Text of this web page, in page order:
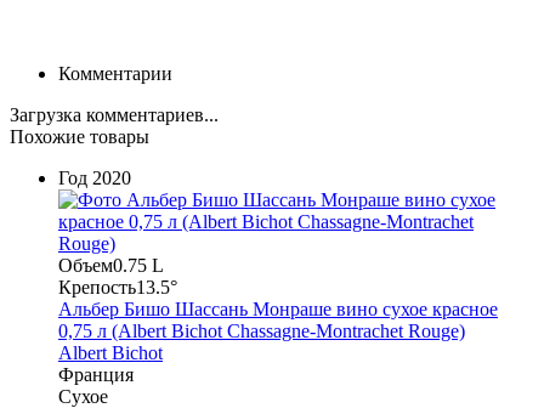
Комментарии
Загрузка комментариев...
Похожие товары
Год 2020
Объем0.75 L
Крепость13.5°
Альбер Бишо Шассань Монраше вино сухое красное
0,75 л (Albert Bichot Chassagne-Montrachet Rouge)
Albert Bichot
Франция
Сухое